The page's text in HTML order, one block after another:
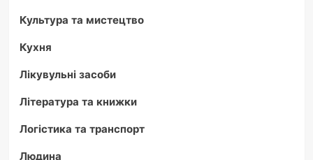
Культура та мистецтво
Кухня
Лікувульні засоби
Література та книжки
Логістика та транспорт
Людина